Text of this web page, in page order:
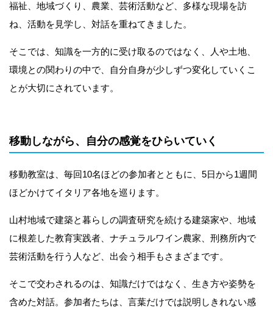
福祉、地域づくり、農業、芸術活動など、多様な現場を訪
ね、活動を見学し、対話を重ねてきました。
そこでは、知識を一方的に受け取るのではなく、人や土地、
環境との関わりの中で、自分自身が少しずつ変化していくこ
とが大切にされています。
移動しながら、自分の感覚をひらいていく
移動教室は、毎回10名ほどの参加者とともに、5日から1週間
ほどかけてイタリア各地を巡ります。
山村地域で建築と暮らしの調査研究を続ける建築家や、地域
に根差した教育実践者、ナチュラルワイン農家、刑務所内で
芸術活動を行う人など、出会う相手もさまざまです。
そこで交わされるのは、知識だけではなく、生き方や姿勢を
含めた対話。参加者たちは、言葉だけでは説明しきれない感